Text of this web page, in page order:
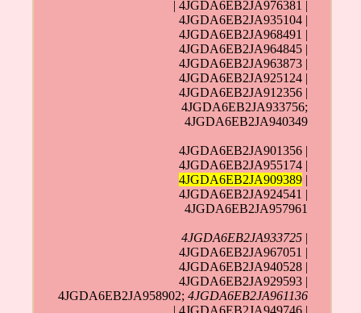
| 4JGDA6EB2JA976381 |
4JGDA6EB2JA935104 |
4JGDA6EB2JA968491 |
4JGDA6EB2JA964845 |
4JGDA6EB2JA963873 |
4JGDA6EB2JA925124 |
4JGDA6EB2JA912356 |
4JGDA6EB2JA933756;
4JGDA6EB2JA940349
4JGDA6EB2JA901356 |
4JGDA6EB2JA955174 |
4JGDA6EB2JA909389
4JGDA6EB2JA924541 |
4JGDA6EB2JA957961
4JGDA6EB2JA933725
4JGDA6EB2JA967051 |
4JGDA6EB2JA940528 |
4JGDA6EB2JA929593 |
4JGDA6EB2JA958902;4JGDA6EB2JA961136